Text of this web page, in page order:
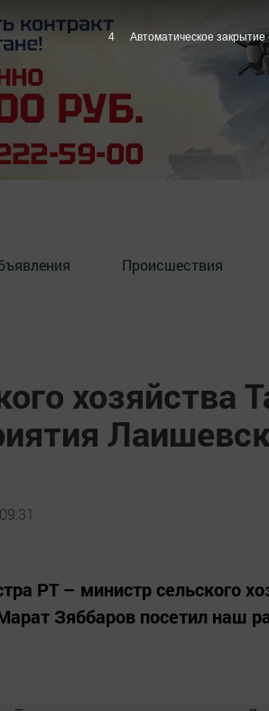
Происшествия
хозяйства
РТ – министр сельского
Зяббаров посетил наш
3 Автоматическое